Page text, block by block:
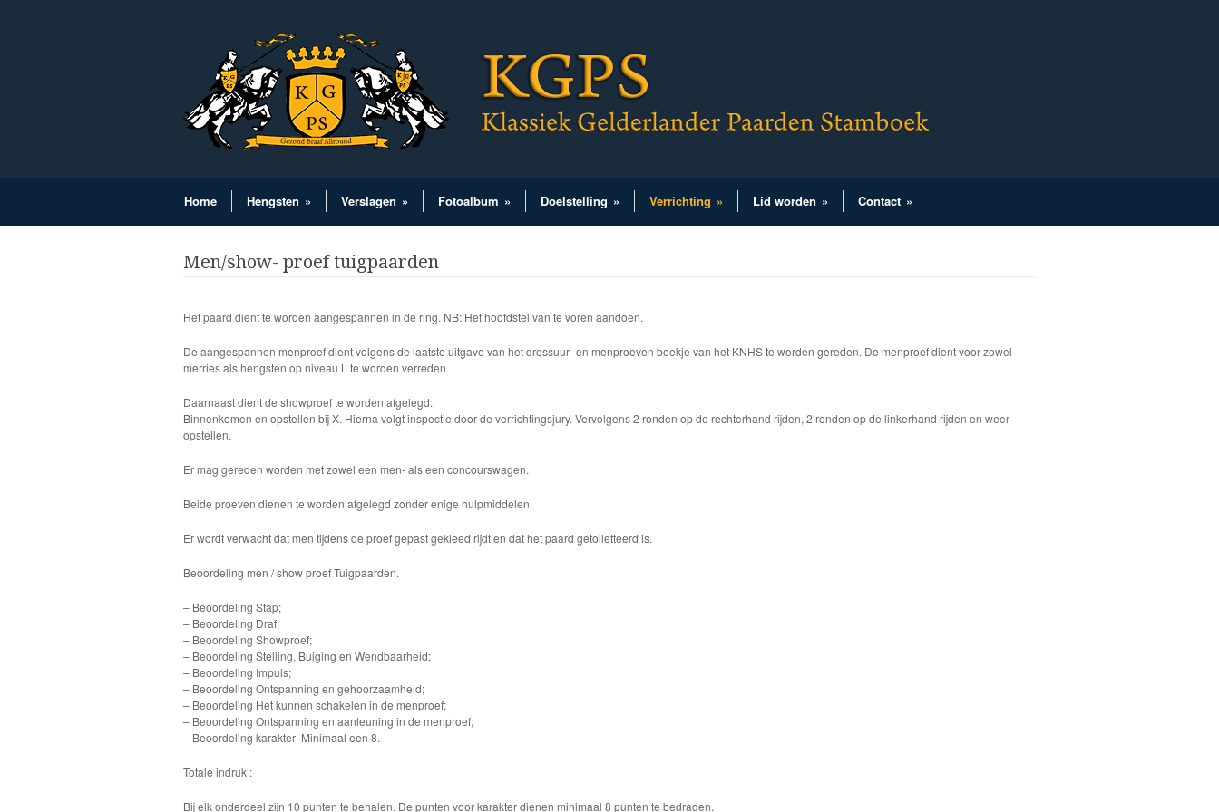
Home Hengsten » Verslagen » Fotoalbum » Doelstelling » Verrichting » Lid worden » Contact »
Men/show- proef tuigpaarden
Het paard dient te worden aangespannen in de ring. NB: Het hoofdstel van te voren aandoen.
De aangespannen menproef dient volgens de laatste uitgave van het dressuur -en menproeven boekje van het KNHS te worden gereden. De menproef dient voor zowel
merries als hengsten op niveau L te worden verreden.
Daarnaast dient de showproef te worden afgelegd:
Binnenkomen en opstellen bij X. Hierna volgt inspectie door de verrichtingsjury. Vervolgens 2 ronden op de rechterhand rijden, 2 ronden op de linkerhand rijden en weer
opstellen.
Er mag gereden worden met zowel een men- als een concourswagen.
Beide proeven dienen te worden afgelegd zonder enige hulpmiddelen.
Er wordt verwacht dat men tijdens de proef gepast gekleed rijdt en dat het paard getoiletteerd is.
Beoordeling men / show proef Tuigpaarden.
– Beoordeling Stap;
– Beoordeling Draf;
– Beoordeling Showproef;
– Beoordeling Stelling, Buiging en Wendbaarheid;
– Beoordeling Impuls;
– Beoordeling Ontspanning en gehoorzaamheid;
– Beoordeling Het kunnen schakelen in de menproef;
– Beoordeling Ontspanning en aanleuning in de menproef;
– Beoordeling karakter Minimaal een 8.
Totale indruk :
Bij elk onderdeel zijn 10 punten te behalen. De punten voor karakter dienen minimaal 8 punten te bedragen.